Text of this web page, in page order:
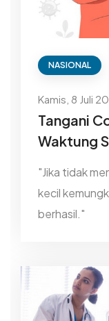
NASIONAL
Kamis, 8 Juli
Tangani
Waktung
"Jika tidak
kecil
berhasil."